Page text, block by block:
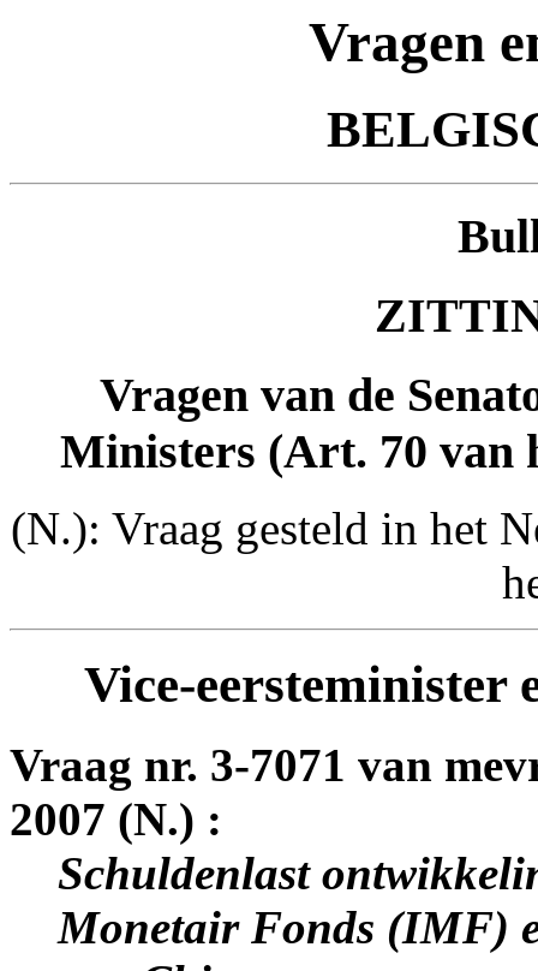
Vragen
Vragen van de
Ministers (Art. 70 van
(N.): Vraag gesteld in het
Vice-eersteminister
Vraag nr. 3-7071 van
2007 (N.) :
Schuldenlast
Monetair Fonds (IMF)